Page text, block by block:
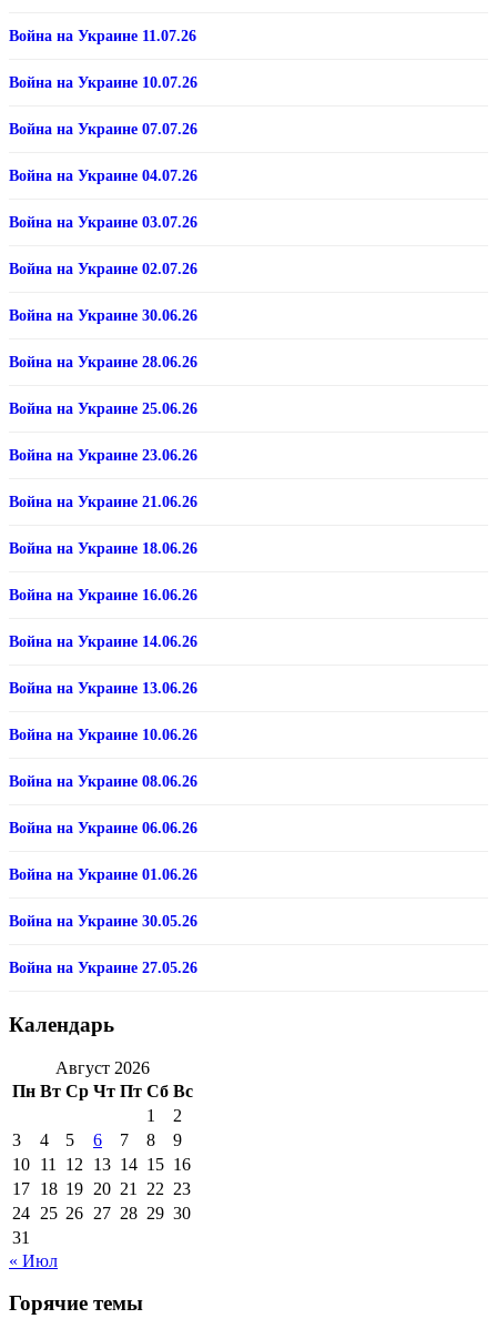
Война на Украине 11.07.26
Война на Украине 10.07.26
Война на Украине 07.07.26
Война на Украине 04.07.26
Война на Украине 03.07.26
Война на Украине 02.07.26
Война на Украине 30.06.26
Война на Украине 28.06.26
Война на Украине 25.06.26
Война на Украине 23.06.26
Война на Украине 21.06.26
Война на Украине 18.06.26
Война на Украине 16.06.26
Война на Украине 14.06.26
Война на Украине 13.06.26
Война на Украине 10.06.26
Война на Украине 08.06.26
Война на Украине 06.06.26
Война на Украине 01.06.26
Война на Украине 30.05.26
Война на Украине 27.05.26
Календарь
Август 2026
Пн Вт Ср Чт Пт Сб Вс
1
2
3
4 5 6 7 8
9
10 11 12 13 14 15 16
17 18 19 20 21 22 23
24 25 26 27 28 29 30
31
« Июл
Горячие темы